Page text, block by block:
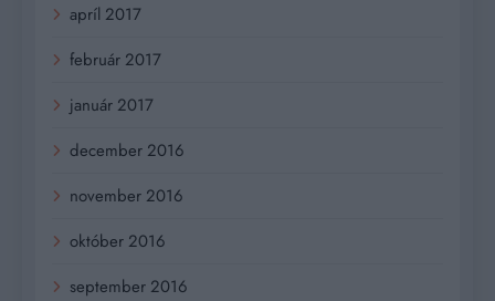
apríl 2017
február 2017
január 2017
december 2016
november 2016
október 2016
september 2016